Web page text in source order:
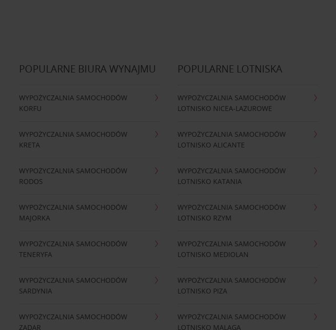
POPULARNE BIURA WYNAJMU
WYPOŻYCZALNIA SAMOCHODÓW
KORFU
WYPOŻYCZALNIA SAMOCHODÓW
KRETA
WYPOŻYCZALNIA SAMOCHODÓW
RODOS
WYPOŻYCZALNIA SAMOCHODÓW
MAJORKA
WYPOŻYCZALNIA SAMOCHODÓW
TENERYFA
WYPOŻYCZALNIA SAMOCHODÓW
SARDYNIA
WYPOŻYCZALNIA SAMOCHODÓW
ZADAR
POPULARNE LOTNISKA
WYPOŻYCZALNIA SAMOCHODÓW
LOTNISKO NICEA-LAZUROWE
WYPOŻYCZALNIA SAMOCHODÓW
LOTNISKO ALICANTE
WYPOŻYCZALNIA SAMOCHODÓW
LOTNISKO KATANIA
WYPOŻYCZALNIA SAMOCHODÓW
LOTNISKO RZYM
WYPOŻYCZALNIA SAMOCHODÓW
LOTNISKO MEDIOLAN
WYPOŻYCZALNIA SAMOCHODÓW
LOTNISKO PIZA
WYPOŻYCZALNIA SAMOCHODÓW
LOTNISKO MALAGA